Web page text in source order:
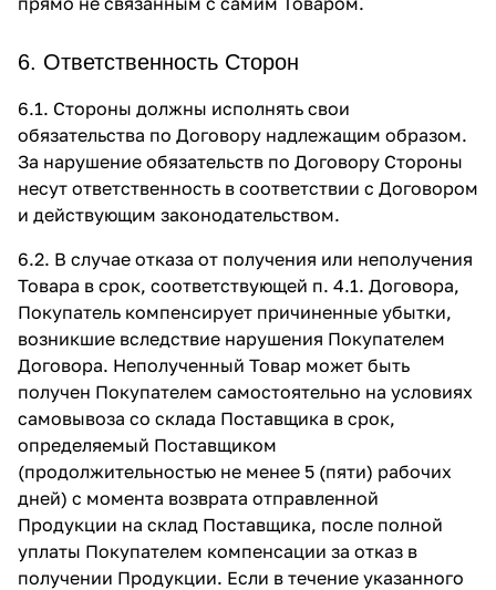
6. Ответственность Сторон
6.1. Стороны должны исполнять свои
обязательства по Договору надлежащим образом.
За нарушение обязательств по Договору Стороны
несут ответственность в соответствии с Договором
и действующим законодательством.
6.2. В случае отказа от получения или неполучения
Товара в срок, соответствующей п. 4.1. Договора,
Покупатель компенсирует причиненные убытки,
возникшие вследствие нарушения Покупателем
Договора. Неполученный Товар может быть
получен Покупателем самостоятельно на условиях
самовывоза со склада Поставщика в срок,
определяемый Поставщиком
(продолжительностью не менее 5 (пяти) рабочих
дней) с момента возврата отправленной
Продукции на склад Поставщика, после полной
уплаты Покупателем компенсации за отказ в
получении Продукции. Если в течение указанного